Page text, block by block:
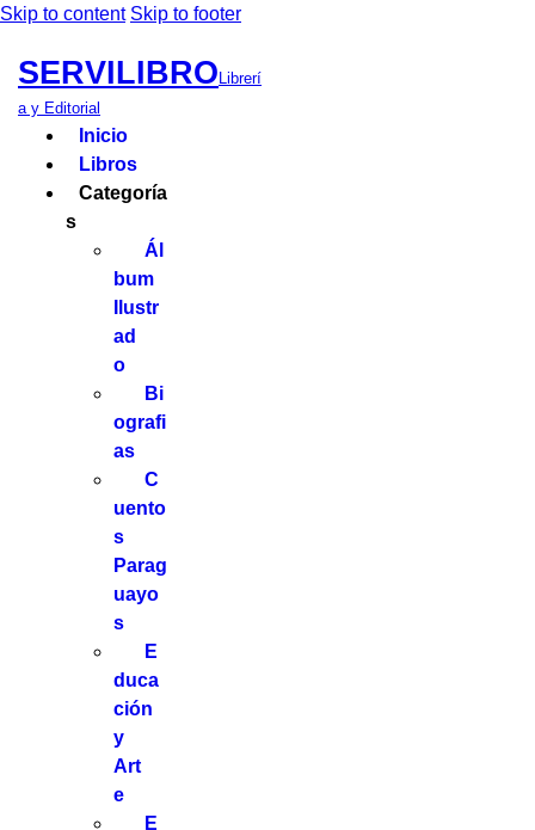
Skip to content Skip to footer
SERVILIBRO Librerí
a y Editorial
Inicio
Libros
Categoría
s
Ál
bum
Ilustr
ad
o
Bi
ografi
as
C
uento
s
Parag
uayo
s
E
duca
ción
y
Art
e
E